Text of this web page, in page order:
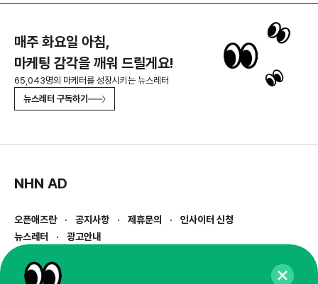
매주 화요일 아침,
마케팅 감각을 깨워 드릴게요!
65,043명의 마케터를 성장시키는 뉴스레터
뉴스레터 구독하기
NHN AD
오픈애즈란 공지사항 제휴문의
인사이터 신청
뉴스레터
광고안내
경기도 성남시 분당구 대왕판교로645번길 16